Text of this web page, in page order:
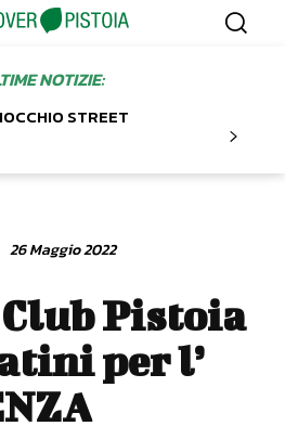
NOTIZIE:
STREET
26 Maggio 2022
Club Pistoia
per l’